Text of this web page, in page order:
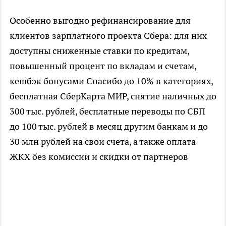
Особенно выгодно рефинансирование для
клиентов зарплатного проекта Сбера: для них
доступны сниженные ставки по кредитам,
повышенный процент по вкладам и счетам,
кешбэк бонусами Спасибо до 10% в категориях,
бесплатная СберКарта МИР, снятие наличных до
300 тыс. рублей, бесплатные переводы по СБП
до 100 тыс. рублей в месяц другим банкам и до
30 млн рублей на свои счета, а также оплата
ЖКХ без комиссии и скидки от партнеров